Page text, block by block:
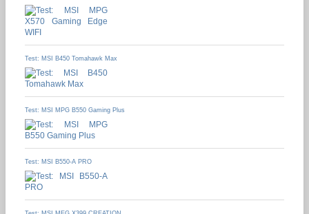
Test: MSI B450 Tomahawk Max
Test: MSI MPG B550 Gaming Plus
Test: MSI B550-A PRO